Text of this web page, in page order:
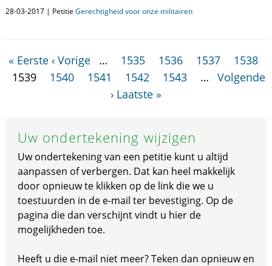
28-03-2017 | Petitie Gerechtigheid voor onze militairen
« Eerste ‹ Vorige … 1535 1536 1537
1538
1539
1540 1541 1542 1543 …
Volgende
› Laatste »
Uw ondertekening wijzigen
Uw ondertekening van een petitie kunt u altijd
aanpassen of verbergen. Dat kan heel makkelijk
door opnieuw te klikken op de link die we u
toestuurden in de e-mail ter bevestiging. Op de
pagina die dan verschijnt vindt u hier de
mogelijkheden toe.
Heeft u die e-mail niet meer? Teken dan opnieuw en